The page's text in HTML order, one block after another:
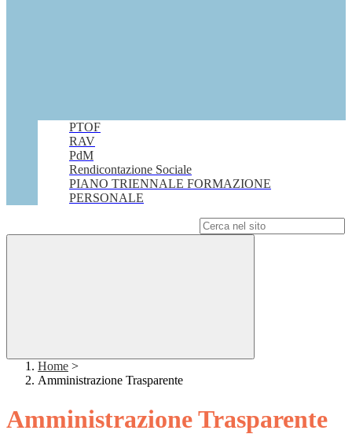
PTOF
RAV
PdM
Rendicontazione Sociale
PIANO TRIENNALE FORMAZIONE
PERSONALE
Home >
Amministrazione Trasparente
Amministrazione Trasparente